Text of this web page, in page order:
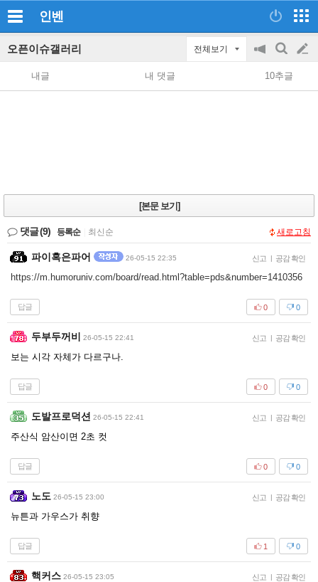
인벤
오픈이슈갤러리 전체보기
공
지
on/off
검
색
글
쓰
내글 내 댓글 10추글
[본문 보기]
댓글(9) 등록순 최신순 새로고침
파이혹은파어 26-05-15 22:35 신고 | 공감 확인
https://m.humoruniv.com/board/read.html?table=pds&number=1410356
답글 0
0
두부두꺼비 26-05-15 22:41 신고 | 공감 확인
보는 시각 자체가 다르구나.
답글 0
0
도발프로덕션 26-05-15 22:41 신고 | 공감 확인
주산식 암산이면 2초 컷
답글 0
0
노도 26-05-15 23:00 신고 | 공감 확인
뉴튼과 가우스가 취향
답글 0
1
핵커스 26-05-15 23:05 신고 | 공감 확인